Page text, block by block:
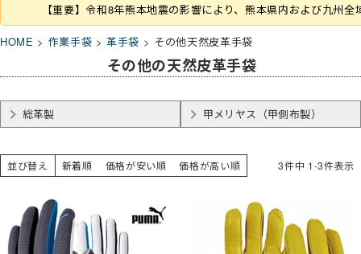
【重要】令和8年熊本地震の影響により、熊本県内および九州
HOME 作業手袋 革手袋 その他天然皮革手袋
その他の天然皮革手袋
総革製 甲メリヤス（甲側布製）
並び替え 新着順 価格が安い順 価格が高い順 3件中 1-3件表示